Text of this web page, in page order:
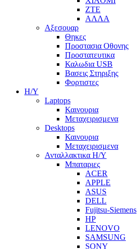
ZTE
ΑΛΛΑ
Αξεσουαρ
Θηκες
Προστασια Οθονης
Προστατευτικα
Καλωδια USB
Βασεις Στηριξης
Φορτιστες
Η/Υ
Laptops
Καινουρια
Μεταχειρισμενα
Desktops
Καινουρια
Μεταχειρισμενα
Ανταλλακτικα H/Y
Μπαταριες
ACER
APPLE
ASUS
DELL
Fujitsu-Siemens
HP
LENOVO
SAMSUNG
SONY